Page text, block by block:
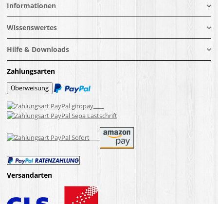
Informationen
Wissenswertes
Hilfe & Downloads
Zahlungsarten
Versandarten